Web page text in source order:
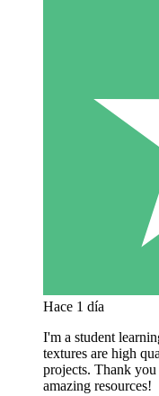
Hace 1 día
I'm a student
textures are high
projects. Thank
amazing resources!